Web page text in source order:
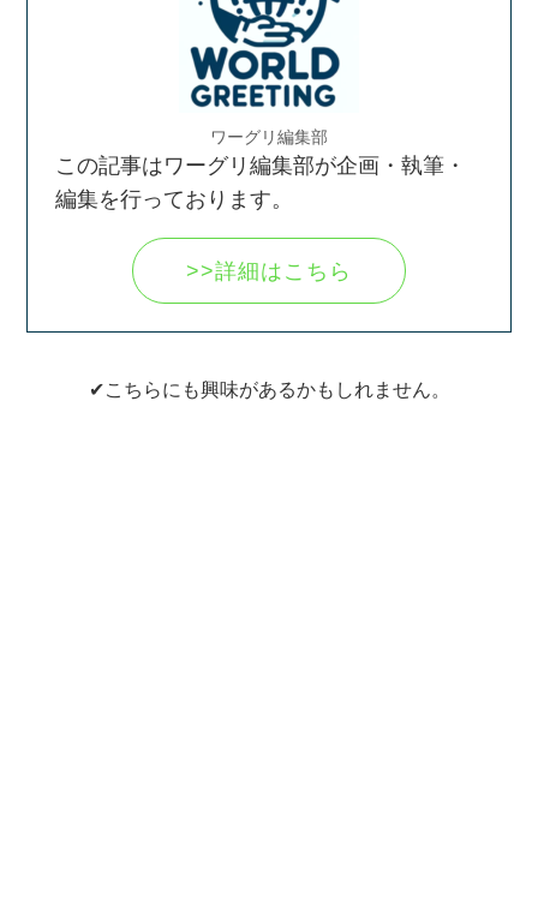
ワーグリ編集部
この記事はワーグリ編集部が企画・執筆・
編集を行っております。
>>詳細はこちら
✔こちらにも興味があるかもしれません。